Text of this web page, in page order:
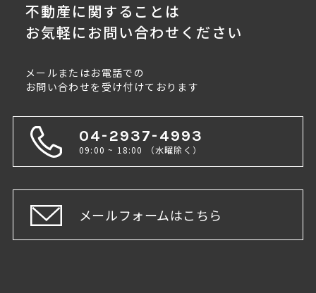
不動産に関することは
お気軽にお問い合わせください
メールまたはお電話での
お問い合わせを受け付けております
04-2937-4993
09:00 ~ 18:00 （水曜除く）
メールフォームはこちら